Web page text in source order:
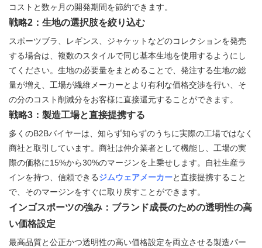
コストと数ヶ月の開発期間を節約できます。
戦略2：生地の選択肢を絞り込む
スポーツブラ、レギンス、ジャケットなどのコレクションを発売
する場合は、複数のスタイルで同じ基本生地を使用するようにし
てください。生地の必要量をまとめることで、発注する生地の総
量が増え、工場が繊維メーカーとより有利な価格交渉を行い、そ
の分のコスト削減分をお客様に直接還元することができます。
戦略3：製造工場と直接提携する
多くのB2Bバイヤーは、知らず知らずのうちに実際の工場ではなく
商社と取引しています。商社は仲介業者として機能し、工場の実
際の価格に15%から30%のマージンを上乗せします。自社生産ラ
インを持つ、信頼できるジムウェアメーカーと直接提携すること
で、そのマージンをすぐに取り戻すことができます。
インゴスポーツの強み：ブランド成長のための透明性の高
い価格設定
最高品質と公正かつ透明性の高い価格設定を両立させる製造パー